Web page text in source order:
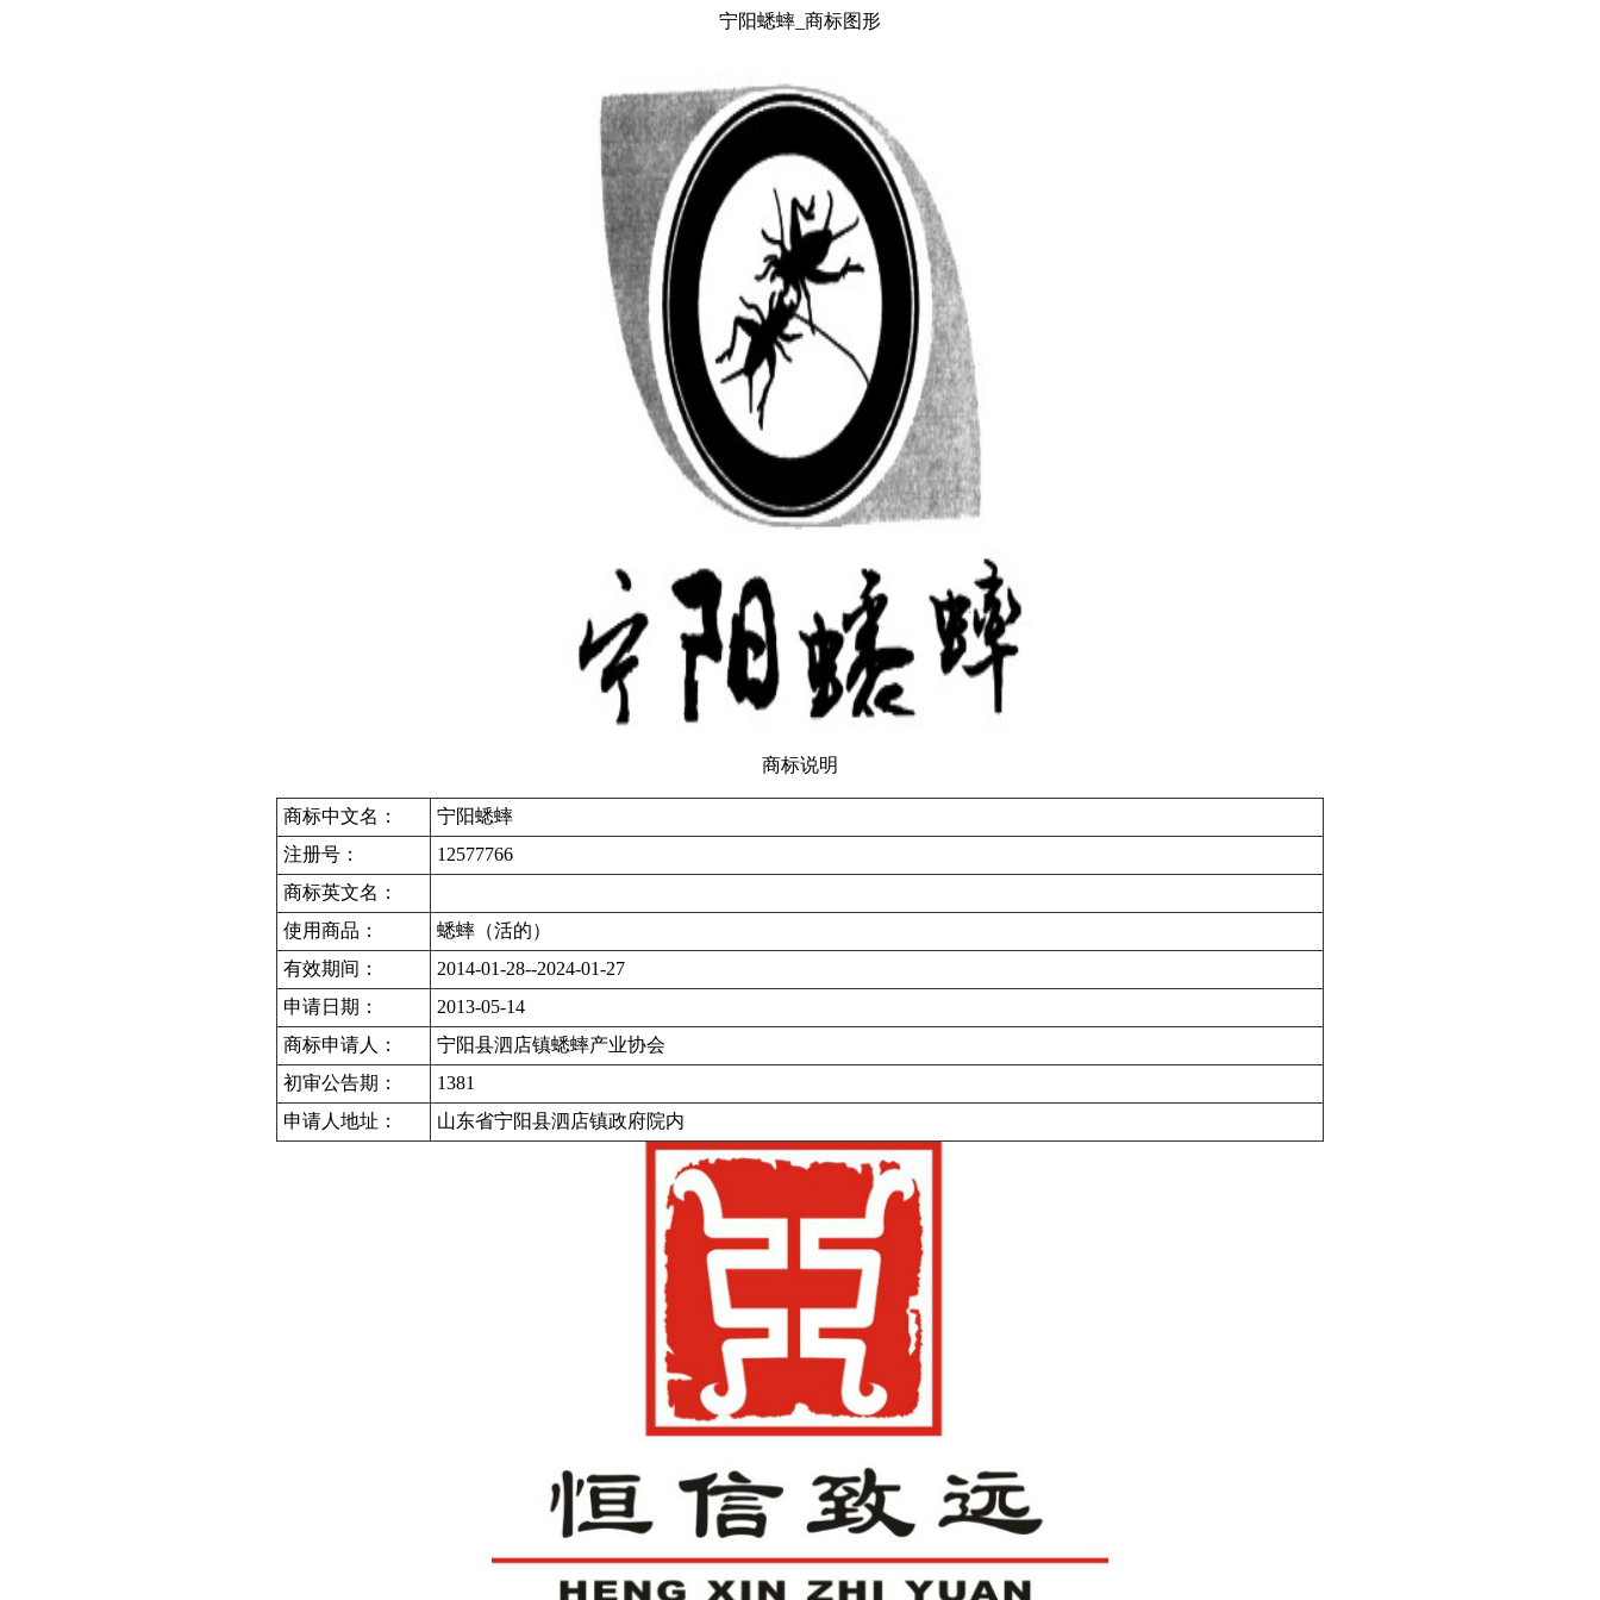
宁阳蟋蟀_商标图形
商标说明
商标中文名：
宁阳蟋蟀
注册号：
12577766
商标英文名：
使用商品：
蟋蟀（活的）
有效期间：
2014-01-28--2024-01-27
申请日期：
2013-05-14
商标申请人：
宁阳县泗店镇蟋蟀产业协会
初审公告期：
1381
申请人地址：
山东省宁阳县泗店镇政府院内